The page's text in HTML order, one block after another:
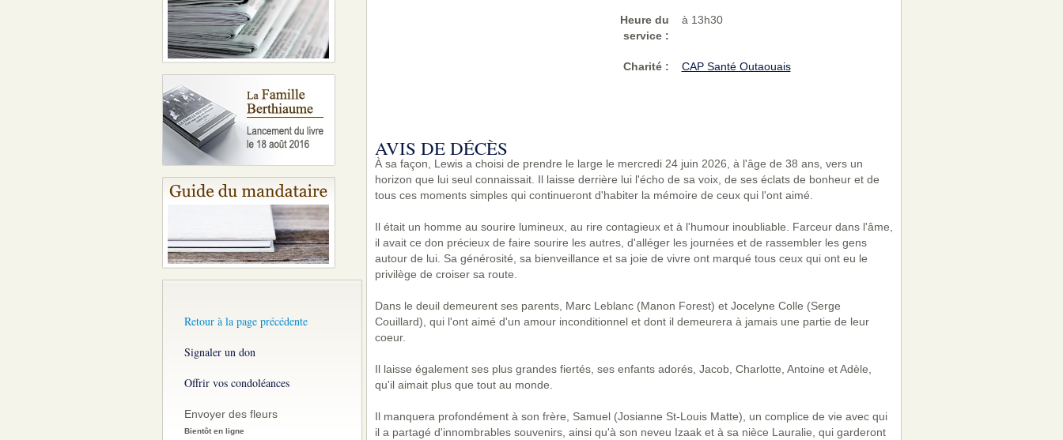
Retour à la page précédente
Signaler un don
Offrir vos condoléances
Envoyer des fleurs
Bientôt en ligne
Heure du
service :
à 13h30
Charité: CAP Santé Outaouais
AVIS DE DÉCÈS
À sa façon, Lewis a choisi de prendre le large le mercredi 24 juin 2026, à l'âge de 38 ans, vers un
horizon que lui seul connaissait. Il laisse derrière lui l'écho de sa voix, de ses éclats de bonheur et de
tous ces moments simples qui continueront d'habiter la mémoire de ceux qui l'ont aimé.
Il était un homme au sourire lumineux, au rire contagieux et à l'humour inoubliable. Farceur dans l'âme,
il avait ce don précieux de faire sourire les autres, d'alléger les journées et de rassembler les gens
autour de lui. Sa générosité, sa bienveillance et sa joie de vivre ont marqué tous ceux qui ont eu le
privilège de croiser sa route.
Dans le deuil demeurent ses parents, Marc Leblanc (Manon Forest) et Jocelyne Colle (Serge
Couillard), qui l'ont aimé d'un amour inconditionnel et dont il demeurera à jamais une partie de leur
coeur.
Il laisse également ses plus grandes fiertés, ses enfants adorés, Jacob, Charlotte, Antoine et Adèle,
qu'il aimait plus que tout au monde.
Il manquera profondément à son frère, Samuel (Josianne St-Louis Matte), un complice de vie avec qui
il a partagé d'innombrables souvenirs, ainsi qu'à son neveu Izaak et à sa nièce Lauralie, qui garderont